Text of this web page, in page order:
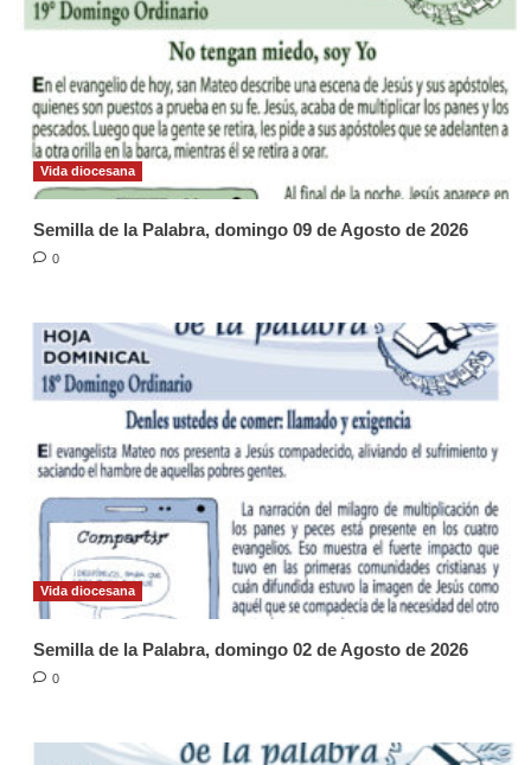
Vida diocesana
Semilla de la Palabra, domingo 09 de Agosto de 2026
0
Vida diocesana
Semilla de la Palabra, domingo 02 de Agosto de 2026
0